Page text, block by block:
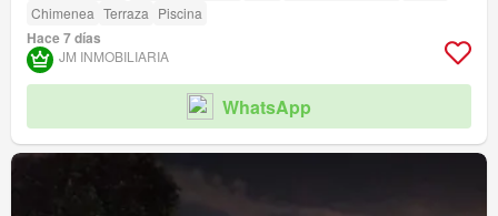
Chimenea Terraza Piscina
Hace 7 días
JM INMOBILIARIA
WhatsApp